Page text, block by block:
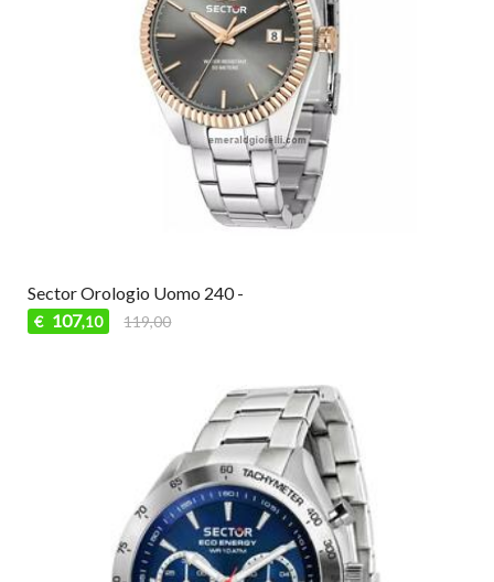
Sector Orologio Uomo 240 -
€ 107,10 119,00